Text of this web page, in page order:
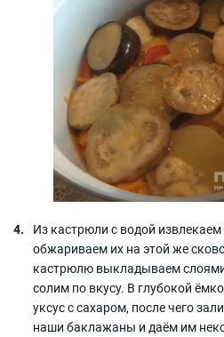
Из кастрюли с водой
обжариваем их на этой же
кастрюлю выкладываем
солим по вкусу. В глубокой
уксус с сахаром, после чего
наши баклажаны и даём им